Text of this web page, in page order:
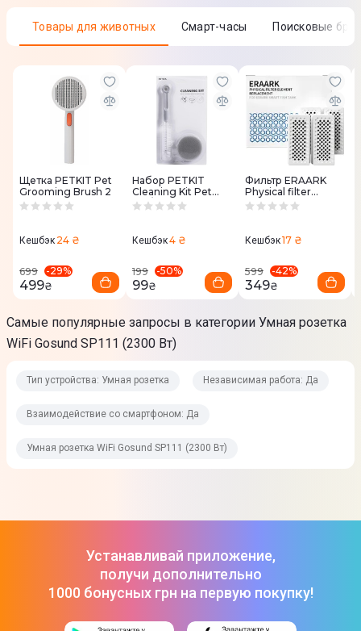
Товары для животных Смарт-часы Поисковые
Щетка PETKIT Pet
Grooming Brush 2
Кешбэк 24 ₴
699 -29%
499₴
Набор PETKIT
Cleaning Kit Pet
Cat/Dog
Кешбэк4 ₴
199 -50%
99₴
Фильтр ERAARK
Physical filter
element
Кешбэк17 ₴
599 -42%
349₴
Самые популярные запросы в категории Умная розетка
WiFi Gosund SP111 (2300 Вт)
Тип устройства: Умная розетка Независимая работа: Да
Взаимодействие со смартфоном: Да
Умная розетка WiFi Gosund SP111 (2300 Вт)
Устанавливай приложение,
получи дополнительно
1000 бонусных грн на первую покупку!